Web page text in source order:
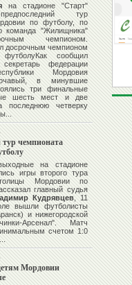
на стадионе "Старт"
тур
по футболу, по
команда "Жилищника"
чемпионом.
досрочным чемпионом
сообщил
секретарь федерации
Мордовия
в минувшие
три финальные
шесть мест и две
четверку
чемпионата
на стадионе
игры второго тура
Мордовии по
главный судья
Кудрявцев, 11
вышли футболисты
и нижегородской
Арсенал". Матч
счетом 1:0
Мордовии